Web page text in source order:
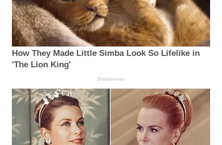
How They Made Little Simba Look So Lifelike in
'The Lion King'
Brainberries